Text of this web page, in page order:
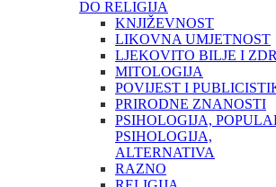
DO RELIGIJA
KNJIŽEVNOST
LIKOVNA UMJETNOST
LJEKOVITO BILJE I
MITOLOGIJA
POVIJEST I
PRIRODNE ZNANOSTI
PSIHOLOGIJA,
PSIHOLOGIJA,
ALTERNATIVA
RAZNO